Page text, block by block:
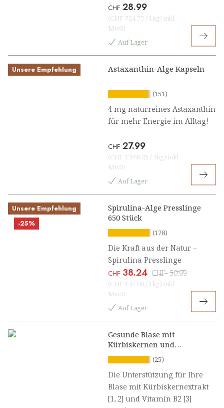
CHF 28.99
(CHF 724.75 / 1kg) inkl.
MwSt
Auf Lager
Unsere Empfehlung Astaxanthin-Alge Kapseln
(151)
4 mg naturreines Astaxanthin
für mehr Energie im Alltag!
CHF 27.99
(CHF 1'166.25 / 1kg) inkl.
MwSt
Auf Lager
Unsere Empfehlung
-25%
Spirulina-Alge Presslinge
650 Stück
(178)
Die Kraft aus der Natur –
Spirulina Presslinge
CHF 38.24 CHF 50.99
(CHF 147.08 / 1kg) inkl.
MwSt
Auf Lager
Gesunde Blase mit
Kürbiskernen und
Hibiskus Presslinge
(25)
Die Unterstützung für Ihre
Blase mit Kürbiskernextrakt
[1, 2] und Vitamin B2 [3]